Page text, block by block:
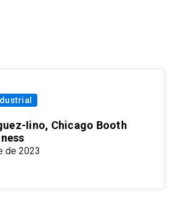
Iino, Chicago Booth
de 2023